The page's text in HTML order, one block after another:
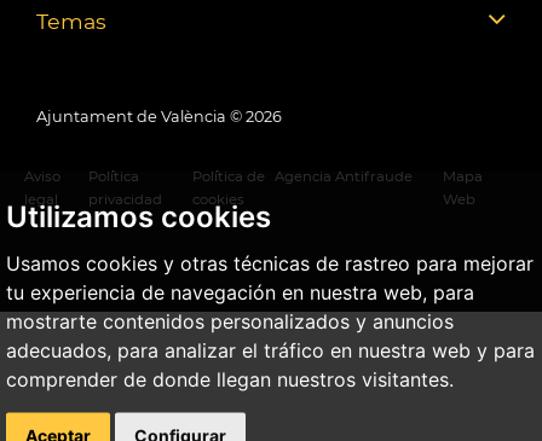
Utilizamos cookies
Usamos cookies y otras técnicas de rastreo para mejorar
tu experiencia de navegación en nuestra web, para
mostrarte contenidos personalizados y anuncios
adecuados, para analizar el tráfico en nuestra web y para
comprender de donde llegan nuestros visitantes.
Aceptar Configurar
Temas
Ajuntament de València © 2026
Aviso
legal
Política
privacidad
Política de
cookies
Agencia Antifraude
Mapa
Web